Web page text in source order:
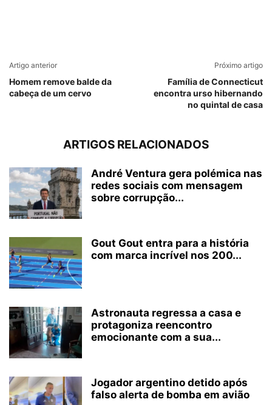
Artigo anterior
Homem remove balde da
cabeça de um cervo
Próximo artigo
Família de Connecticut
encontra urso hibernando
no quintal de casa
ARTIGOS RELACIONADOS
André Ventura gera polémica nas
redes sociais com mensagem
sobre corrupção...
Gout Gout entra para a história
com marca incrível nos 200...
Astronauta regressa a casa e
protagoniza reencontro
emocionante com a sua...
Jogador argentino detido após
falso alerta de bomba em avião